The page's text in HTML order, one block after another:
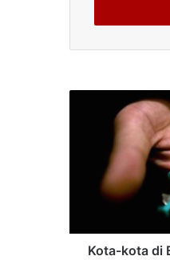
Kota-kota di